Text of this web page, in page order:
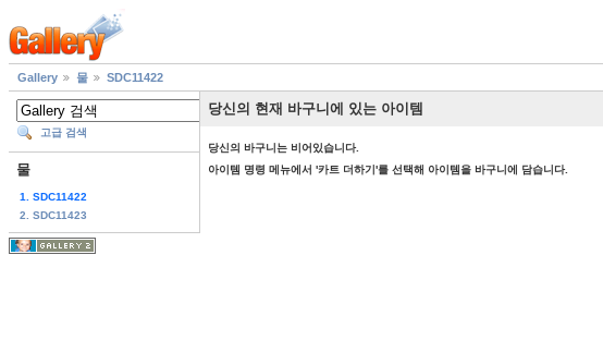
Gallery 물 SDC11422
고급 검색
물
1. SDC11422
2. SDC11423
당신의 현재 바구니에 있는 아이템
당신의 바구니는 비어있습니다.
아이템 명령 메뉴에서 '카트 더하기'를 선택해 아이템을 바구니에 담습니다.